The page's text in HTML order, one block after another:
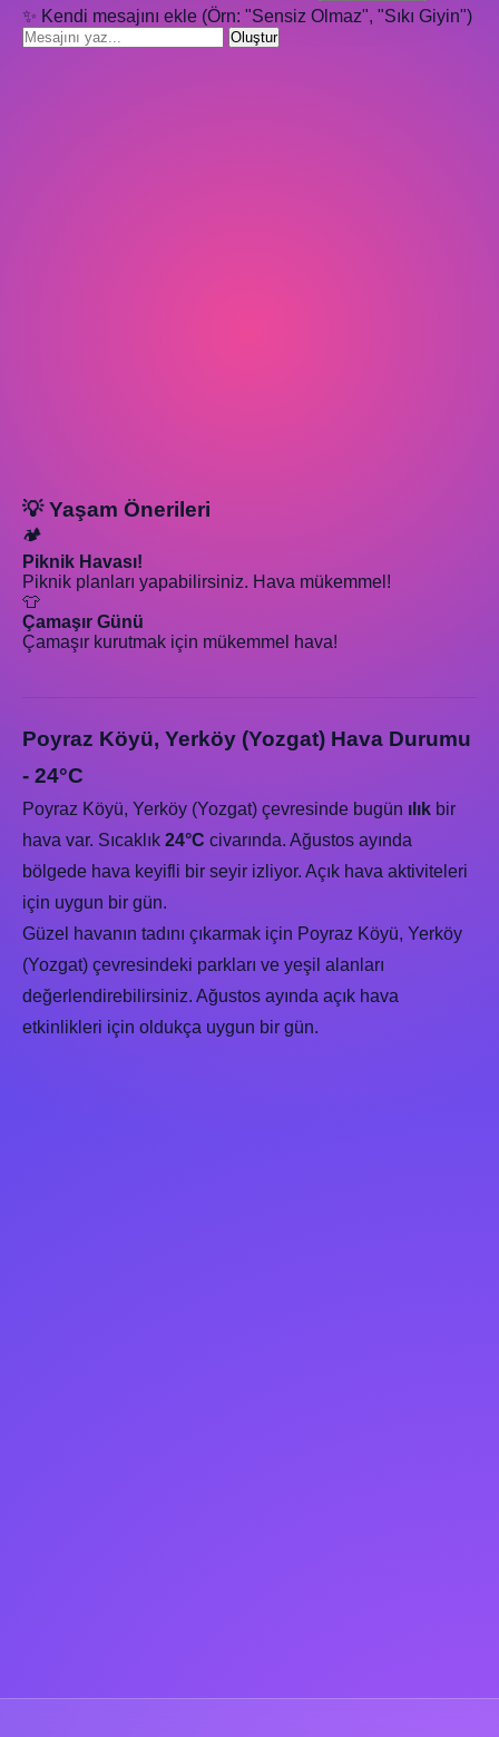
✨ Kendi mesajını ekle (Örn: "Sensiz Olmaz", "Sıkı Giyin")
Oluştur
💡 Yaşam Önerileri
🏕️
Piknik Havası!
Piknik planları yapabilirsiniz. Hava mükemmel!
👕
Çamaşır Günü
Çamaşır kurutmak için mükemmel hava!
Poyraz Köyü, Yerköy (Yozgat) Hava Durumu
- 24°C
Poyraz Köyü, Yerköy (Yozgat) çevresinde bugün ılık bir
hava var. Sıcaklık 24°C civarında. Ağustos ayında
bölgede hava keyifli bir seyir izliyor. Açık hava aktiviteleri
için uygun bir gün.
Güzel havanın tadını çıkarmak için Poyraz Köyü, Yerköy
(Yozgat) çevresindeki parkları ve yeşil alanları
değerlendirebilirsiniz. Ağustos ayında açık hava
etkinlikleri için oldukça uygun bir gün.